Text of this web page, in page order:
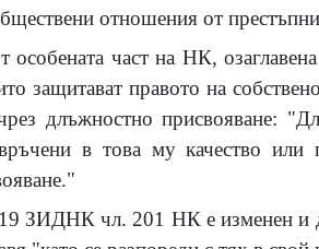
отношения от престъпни
особената част на НК,
защитават правото на
чрез длъжностно присвояване:
в това му качество
ЗИДНК чл. 201 НК е изменен и